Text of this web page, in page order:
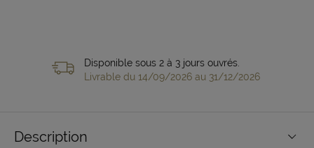
Disponible sous 2 à 3 jours ouvrés.
Livrable du 14/09/2026 au 31/12/2026
Description